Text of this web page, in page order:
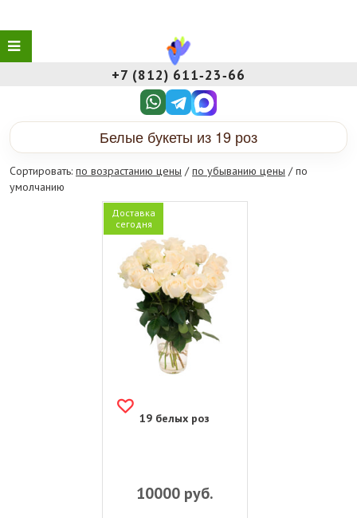
+7 (812) 611‑23‑66
Белые букеты из 19 роз
Сортировать: по возрастанию цены /по убыванию цены / по
умолчанию
Доставка
сегодня
19 белых роз
10000руб.